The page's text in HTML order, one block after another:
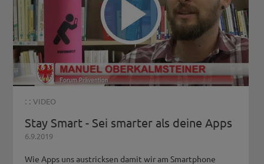
: : VIDEO
Stay Smart - Sei smarter als deine Apps
6.9.2019
Wie Apps uns austricksen damit wir am Smartphone